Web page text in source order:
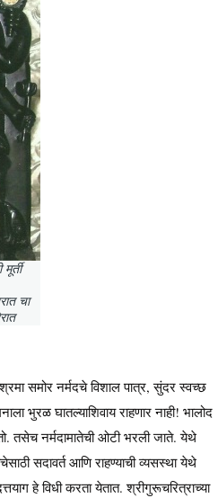
चा
समोर नर्मदचे विशाल पात्र, सुंदर स्वच्छ
भुरळ घातल्याशिवाय राहणार नाही! भालोद
तसेच नर्मदामातेची ओटी भरली जाते. येथे
सदावर्त आणि राहण्याची व्यसस्था येथे
हे विधी करता येतात. श्रीगुरूचरित्राच्या